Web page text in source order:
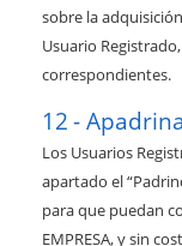
sobre la
Usuario
correspondientes.
Los Usuarios
apartado el
para que puedan
EMPRESA, y sin